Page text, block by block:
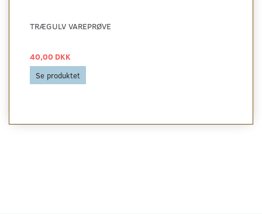
TRÆGULV VAREPRØVE
40,00 DKK
Se produktet